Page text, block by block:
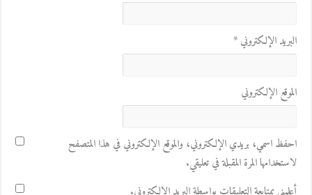
البريد الإلكتروني*
الموقع الإلكتروني
احفظ اسمي، بريدي الإلكتروني، والموقع الإلكتروني في هذا المتصفح
لاستخدامها المرة المقبلة في تعليقي.